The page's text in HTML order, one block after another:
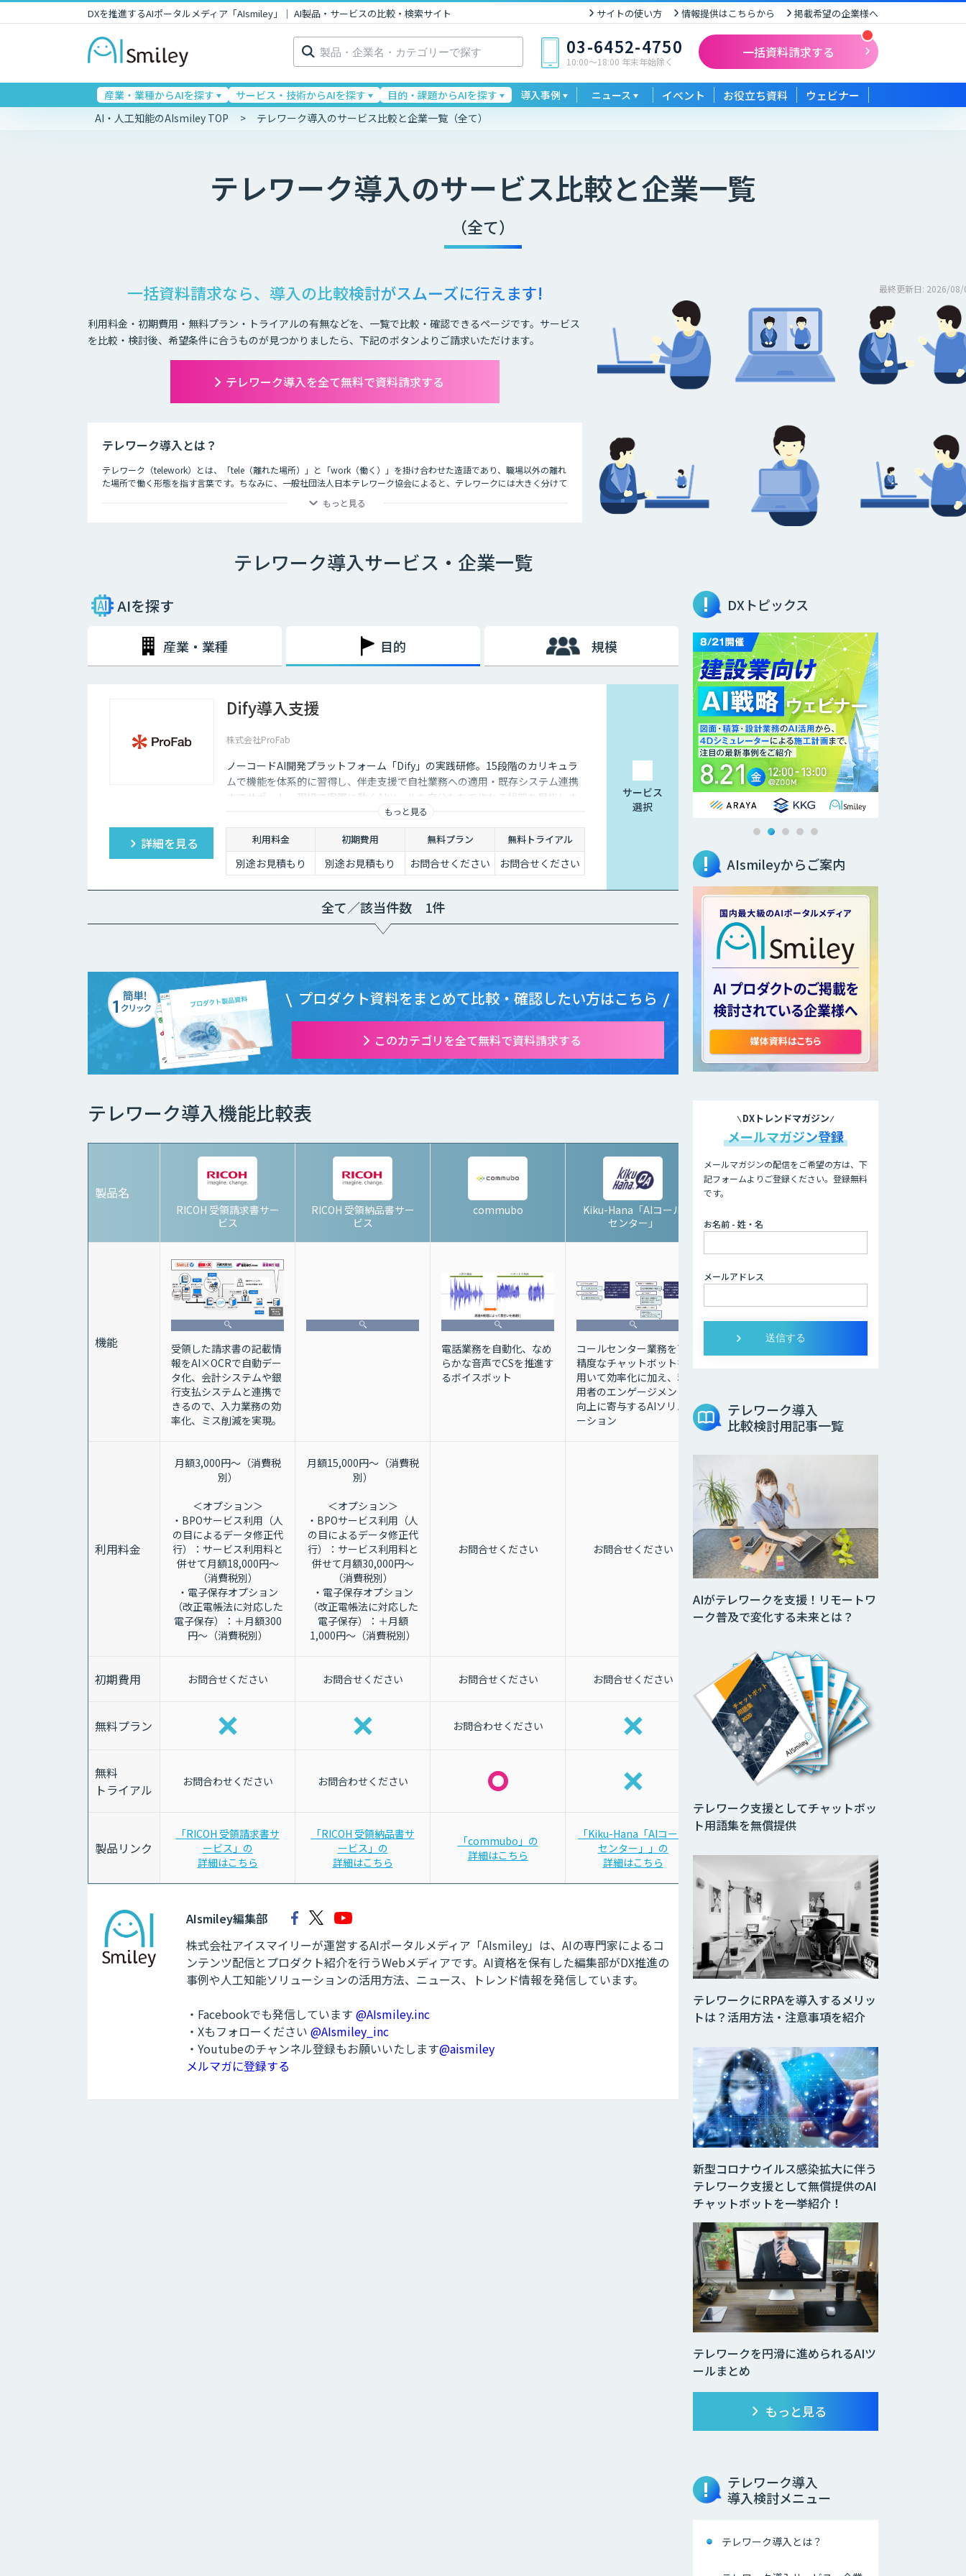
DXを推進するAIポータルメディア「AIsmiley」｜ AI製品・サービスの比較・検索サイト サイトの使い方 情報提供はこちらから 掲載希望の企業様へ
検
索: 03-6452-4750
10:00〜18:00 年末年始除く
一括資料請求する
産業・業種からAIを探す サービス・技術からAIを探す 目的・課題からAIを探す 導入事例 ニュース イベント お役立ち資料 ウェビナー
AI・人工知能のAIsmiley TOP テレワーク導入のサービス比較と企業一覧（全て）
テレワーク導入のサービス比較と企業一覧
（全て）
一括資料請求なら、導入の比較検討がスムーズに行えます!
利用料金・初期費用・無料プラン・トライアルの有無などを、一覧で比較・確認できるページです。サービス
を比較・検討後、希望条件に合うものが見つかりましたら、下記のボタンよりご請求いただけます。
テレワーク導入を全て無料で資料請求する
最終更新日: 2026/08/
テレワーク導入とは？
テレワーク（telework）とは、「tele（離れた場所）」と「work（働く）」を掛け合わせた造語であり、職場以外の離れ
た場所で働く形態を指す言葉です。ちなみに、一般社団法人日本テレワーク協会によると、テレワークには大きく分けて
顧客先や、電車やタクシーなどの移動中に、パソコンやタブレットで作業をする働き方のことを指します。
・サテライトオフィス勤務
勤務先とは異なるオフィススペースで、パソコンなどを用いて作業をする働き方のことです。最近ではレンタルオフィス
スを構えたり、地方に本社を構える企業が都心部にサテライトオフィスを構えたりするケースも多くなっています。
2020年3月中旬ごろから、新型コロナウィルスの影響によってテレワークを導入する企業が一気に増加しましたが、実は
それは、パソコンやスマホといった通信機器のスペックが向上しているからです。また、Wi-Fiなどのデータ通信ネット
ワーク環境が整備され始め、低価格でネットワークを利用できるようになったことも要因のひとつといえるでしょう。
しかし、テレワークを導入した場合には、社内コミュニケーションが難しくなってしまうのも事実です。それに加え、業
ただ、最近ではテレワークを導入する上で役に立つAIツールも増えてきており、それらを有効活用すれば、テレワークの
デメリットをある程度解消していくことも可能になります。
もっと見る
テレワーク導入サービス・企業一覧
AIを探す
産業・業種 目的 規模
Dify導入支援
株式会社ProFab
ノーコードAI開発プラットフォーム「Dify」の実践研修。15段階のカリキュラ
ムで機能を体系的に習得し、伴走支援で自社業務への適用・既存システム連携
までサポート。現場で実際に動くAIツールを自分たちで作れる状態を目指しま
もっと見る
詳細を見る 利用料金 初期費用 無料プラン 無料トライアル
別途お見積もり 別途お見積もり お問合せください お問合せください
サービス
選択
全て／該当件数 1件
プロダクト資料をまとめて比較・確認したい方はこちら
このカテゴリを全て無料で資料請求する
テレワーク導入機能比較表
製品名
RICOH 受領請求書サー
ビス
RICOH 受領納品書サー
ビス
commubo
Kiku-Hana「AIコール
センター」
MS Teams
機能
受領した請求書の記載情
報をAI×OCRで自動デー
タ化、会計システムや銀
行支払システムと連携で
きるので、入力業務の効
率化、ミス削減を実現。
電話業務を自動化、なめ
らかな音声でCSを推進す
るボイスボット
コールセンター業務を高
精度なチャットボットを
用いて効率化に加え、利
用者のエンゲージメント
向上に寄与するAIソリュ
ーション
ス
利用料金
月額3,000円～（消費税
別）
＜オプション＞
・BPOサービス利用（人
の目によるデータ修正代
行）：サービス利用料と
併せて月額18,000円～
（消費税別）
・電子保存オプション
（改正電帳法に対応した
電子保存）：＋月額300
円～（消費税別）
月額15,000円～（消費税
別）
＜オプション＞
・BPOサービス利用（人
の目によるデータ修正代
行）：サービス利用料と
併せて月額30,000円～
（消費税別）
・電子保存オプション
（改正電帳法に対応した
電子保存）：＋月額
1,000円～（消費税別）
お問合せください お問合せください お問合せください
初期費用 お問合せください お問合せください お問合せください お問合せください お問合せください
無料プラン お問合わせください お問合わせください
無料
トライアル
お問合わせください お問合わせください お問合わせください
製品リンク
「RICOH 受領請求書サ
ービス」の
詳細はこちら
「RICOH 受領納品書サ
ービス」の
詳細はこちら
「commubo」の
詳細はこちら
「Kiku-Hana「AIコール
センター」」の
詳細はこちら
「PKSHA AI Helpdesk
AIsmiley編集部
株式会社アイスマイリーが運営するAIポータルメディア「AIsmiley」は、AIの専門家によるコ
ンテンツ配信とプロダクト紹介を行うWebメディアです。AI資格を保有した編集部がDX推進の
事例や人工知能ソリューションの活用方法、ニュース、トレンド情報を発信しています。
・Facebookでも発信しています @AIsmiley.inc
・Xもフォローください @AIsmiley_inc
・Youtubeのチャンネル登録もお願いいたします@aismiley
メルマガに登録する
DXトピックス
AIsmileyからご案内
DXトレンドマガジン
メールマガジン登録
メールマガジンの配信をご希望の方は、下
記フォームよりご登録ください。登録無料
です。
お名前 - 姓・名
メールアドレス
テレワーク導入
比較検討用記事一覧
テレワークを円滑に進められるAIツ
ールまとめ
新型コロナウイルス感染拡大に伴う
テレワーク支援として無償提供のAI
チャットボットを一挙紹介！
テレワークにRPAを導入するメリッ
トは？活用方法・注意事項を紹介
テレワーク支援としてチャットボッ
ト用語集を無償提供
AIがテレワークを支援！リモートワ
ーク普及で変化する未来とは？
もっと見る
テレワーク導入
導入検討メニュー
テレワーク導入とは？